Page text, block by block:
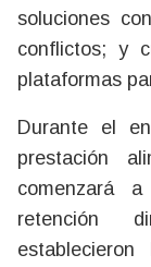
soluciones
conflictos; y
plataformas
Durante el
prestación
comenzará
retención